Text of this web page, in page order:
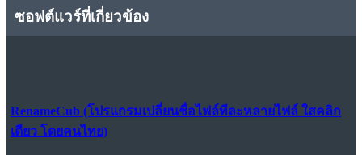
ซอฟต์แวร์ที่เกี่ยวข้อง
RenameCub (โปรแกรมเปลี่ยนชื่อไฟล์ทีละหลายไฟล์ ใสคลิก
เดียว โดยคนไทย)